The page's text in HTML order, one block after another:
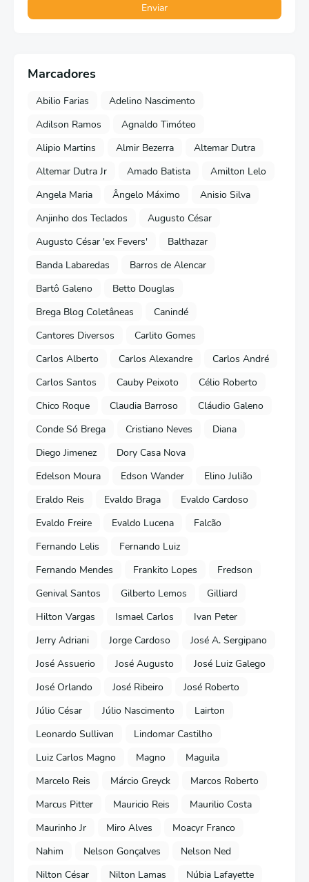
Marcadores
Abilio Farias
Adelino Nascimento
Adilson Ramos
Agnaldo Timóteo
Alipio Martins
Almir Bezerra
Altemar Dutra
Altemar Dutra Jr
Amado Batista
Amilton Lelo
Angela Maria
Ângelo Máximo
Anisio Silva
Anjinho dos Teclados
Augusto César
Augusto César 'ex Fevers'
Balthazar
Banda Labaredas
Barros de Alencar
Bartô Galeno
Betto Douglas
Brega Blog Coletâneas
Canindé
Cantores Diversos
Carlito Gomes
Carlos Alberto
Carlos Alexandre
Carlos André
Carlos Santos
Cauby Peixoto
Célio Roberto
Chico Roque
Claudia Barroso
Cláudio Galeno
Conde Só Brega
Cristiano Neves
Diana
Diego Jimenez
Dory Casa Nova
Edelson Moura
Edson Wander
Elino Julião
Eraldo Reis
Evaldo Braga
Evaldo Cardoso
Evaldo Freire
Evaldo Lucena
Falcão
Fernando Lelis
Fernando Luiz
Fernando Mendes
Frankito Lopes
Fredson
Genival Santos
Gilberto Lemos
Gilliard
Hilton Vargas
Ismael Carlos
Ivan Peter
Jerry Adriani
Jorge Cardoso
José A. Sergipano
José Assuerio
José Augusto
José Luiz Galego
José Orlando
José Ribeiro
José Roberto
Júlio César
Júlio Nascimento
Lairton
Leonardo Sullivan
Lindomar Castilho
Luiz Carlos Magno
Magno
Maguila
Marcelo Reis
Márcio Greyck
Marcos Roberto
Marcus Pitter
Mauricio Reis
Maurilio Costa
Maurinho Jr
Miro Alves
Moacyr Franco
Nahim
Nelson Gonçalves
Nelson Ned
Nilton César
Nilton Lamas
Núbia Lafayette